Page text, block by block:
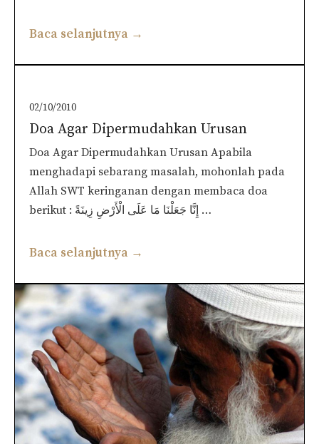
Baca selanjutnya →
02/10/2010
Doa Agar Dipermudahkan Urusan
Doa Agar Dipermudahkan Urusan Apabila
menghadapi sebarang masalah, mohonlah pada
Allah SWT keringanan dengan membaca doa
berikut : إِنَّا جَعَلْنَا مَا عَلَى الْأَرْضِ زِينَةً …
Baca selanjutnya →